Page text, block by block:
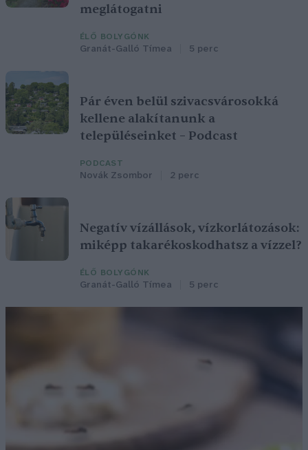
meglátogatni
ÉLŐ BOLYGÓNK
Granát-Galló Tímea 5 perc
Pár éven belül szivacsvárosokká
kellene alakítanunk a
településeinket – Podcast
PODCAST
Novák Zsombor 2 perc
Negatív vízállások, vízkorlátozások:
miképp takarékoskodhatsz a vízzel?
ÉLŐ BOLYGÓNK
Granát-Galló Tímea 5 perc